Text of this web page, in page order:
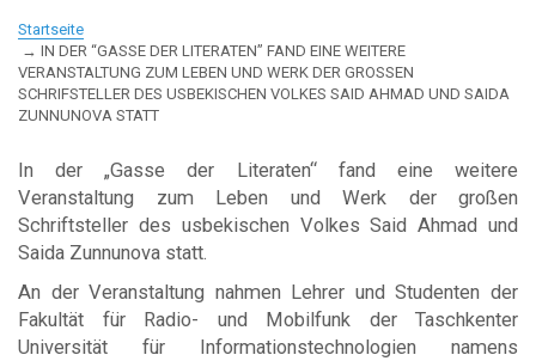
Startseite
IN DER “GASSE DER LITERATEN” FAND EINE WEITERE
VERANSTALTUNG ZUM LEBEN UND WERK DER GROSSEN
SCHRIFSTELLER DES USBEKISCHEN VOLKES SAID AHMAD UND SAIDA
ZUNNUNOVA STATT
In der „Gasse der Literaten“ fand eine weitere
Veranstaltung zum Leben und Werk der großen
Schriftsteller des usbekischen Volkes Said Ahmad und
Saida Zunnunova statt.
An der Veranstaltung nahmen Lehrer und Studenten der
Fakultät für Radio- und Mobilfunk der Taschkenter
Universität für Informationstechnologien namens